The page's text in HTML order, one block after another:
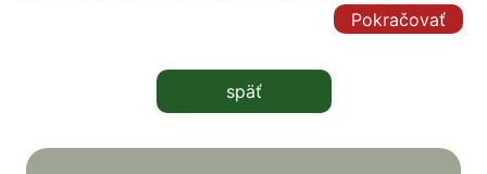
Pokračovať
späť